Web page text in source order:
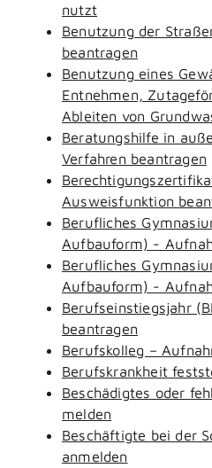
nutzt
Benutzung der
beantragen
Benutzung eines
Entnehmen,
Ableiten von
Beratungshilfe in
Verfahren beantragen
Ausweisfunktion
Berufliches
Aufbauform) -
Berufliches
Aufbauform) -
Berufseinstiegsjahr
beantragen
Berufskolleg –
Berufskrankheit
Beschädigtes oder
melden
Beschäftigte bei der
anmelden